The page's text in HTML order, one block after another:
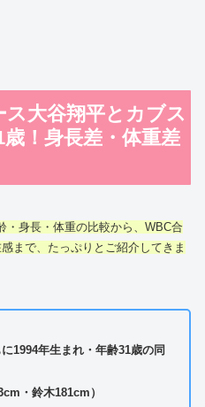
ス大谷翔平とカブス
！身長差・体重差
・身長・体重の比較から、WBC合
まで、たっぷりとご紹介してきま
1994年生まれ・年齢31歳の同
・鈴木181cm）